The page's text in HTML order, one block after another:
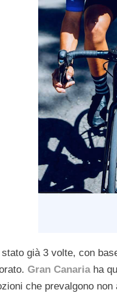
già 3 volte, con
Gran Canariaha
che prevalgono